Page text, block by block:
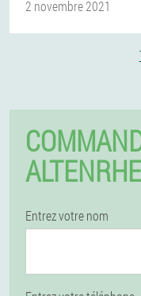
2 novembre 2021
Entrez votre nom